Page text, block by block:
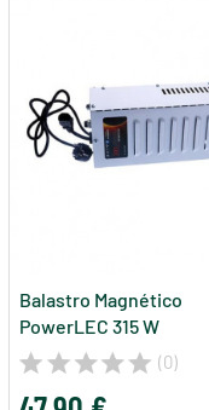
Balastro Magnético
PowerLEC 315 W
(0)